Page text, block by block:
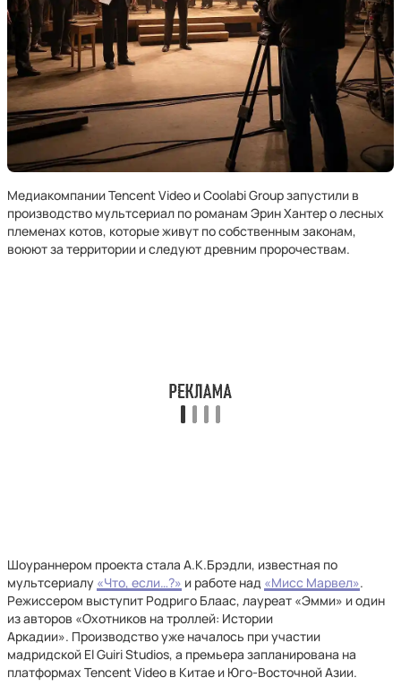
Медиакомпании Tencent Video и Coolabi Group запустили в
производство мультсериал по романам Эрин Хантер о лесных
племенах котов, которые живут по собственным законам,
воюют за территории и следуют древним пророчествам.
Шоураннером проекта стала А.К.Брэдли, известная по
мультсериалу «Что, если…?» и работе над «Мисс Марвел».
Режиссером выступит Родриго Блаас, лауреат «Эмми» и один
из авторов «Охотников на троллей: Истории
Аркадии». Производство уже началось при участии
мадридской El Guiri Studios, а премьера запланирована на
платформах Tencent Video в Китае и Юго-Восточной Азии.